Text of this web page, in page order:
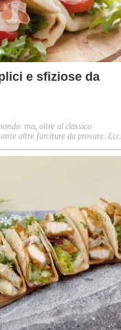
e sfiziose da
ma, oltre al classico
altre farciture da provare.